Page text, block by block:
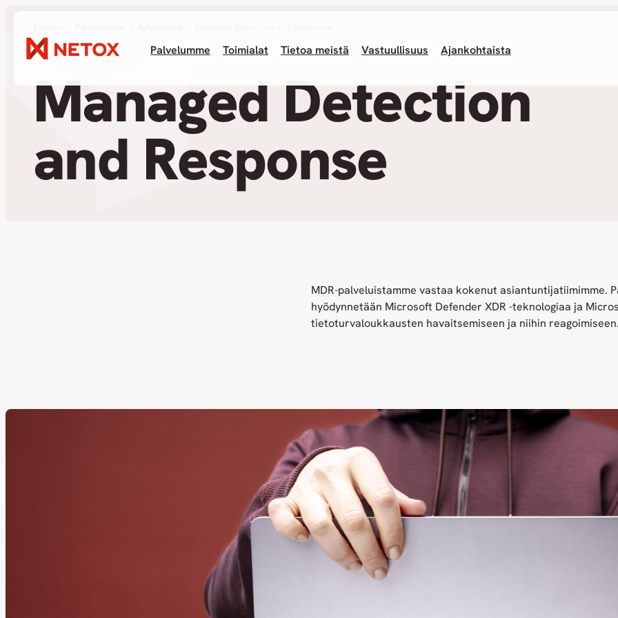
Palvelumme Toimialat Tietoa meistä Vastuullisuus Ajankohtaista
Managed Detection
and Response
MDR-palveluistamme vastaa kokenut asiantuntijatiimimme.
hyödynnetään Microsoft Defender XDR -teknologiaa ja
tietoturvaloukkausten havaitsemiseen ja niihin